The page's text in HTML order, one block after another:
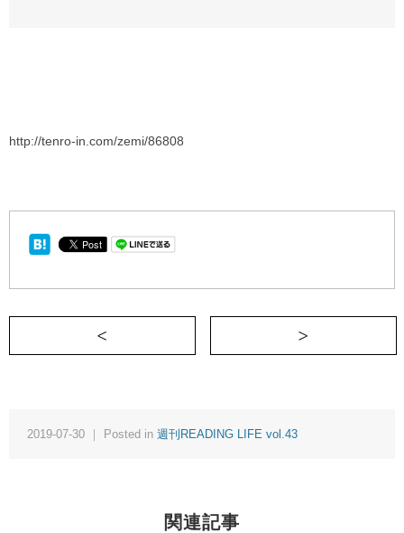
http://tenro-in.com/zemi/86808
＜ 「終わった」と思ったら、「はじまり
2019-07-30 ｜ Posted in 週刊READING LIFE vol.43
関連記事